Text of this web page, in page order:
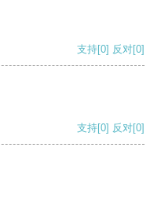
支持[0] 反对[0]
支持[0] 反对[0]